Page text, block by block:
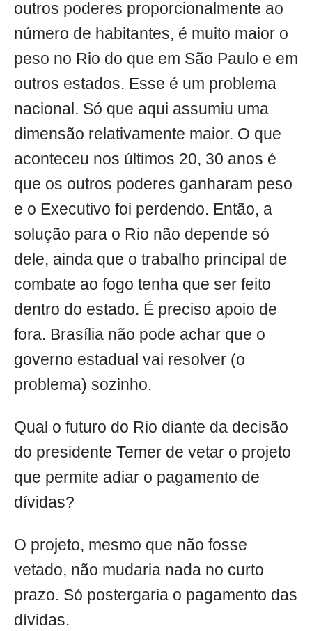
outros poderes proporcionalmente ao
número de habitantes, é muito maior o
peso no Rio do que em São Paulo e em
outros estados. Esse é um problema
nacional. Só que aqui assumiu uma
dimensão relativamente maior. O que
aconteceu nos últimos 20, 30 anos é
que os outros poderes ganharam peso
e o Executivo foi perdendo. Então, a
solução para o Rio não depende só
dele, ainda que o trabalho principal de
combate ao fogo tenha que ser feito
dentro do estado. É preciso apoio de
fora. Brasília não pode achar que o
governo estadual vai resolver (o
problema) sozinho.
Qual o futuro do Rio diante da decisão
do presidente Temer de vetar o projeto
que permite adiar o pagamento de
dívidas?
O projeto, mesmo que não fosse
vetado, não mudaria nada no curto
prazo. Só postergaria o pagamento das
dívidas.